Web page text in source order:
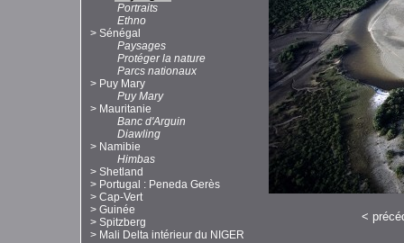
Portraits
Ethno
> Sénégal
Paysages
Protéger la nature
Parcs nationaux
> Puy Mary
Puy Mary
> Mauritanie
Banc d'Arguin
Diawling
> Namibie
Himbas
> Shetland
> Portugal : Peneda Gerès
> Cap-Vert
> Guinée
> Spitzberg
> Mali Delta intérieur du NIGER
<